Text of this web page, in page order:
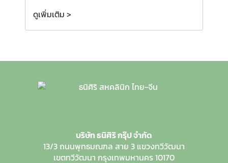
ดูเพิ่มเติม >
บริษัท ธนิศิริ กรุ๊ป จำกัด
13/3 ถนนพุทธมณฑล สาย 3 แขวงทวีวัฒนา
เขตทวีวัฒนา กรุงเทพมหานคร 10170